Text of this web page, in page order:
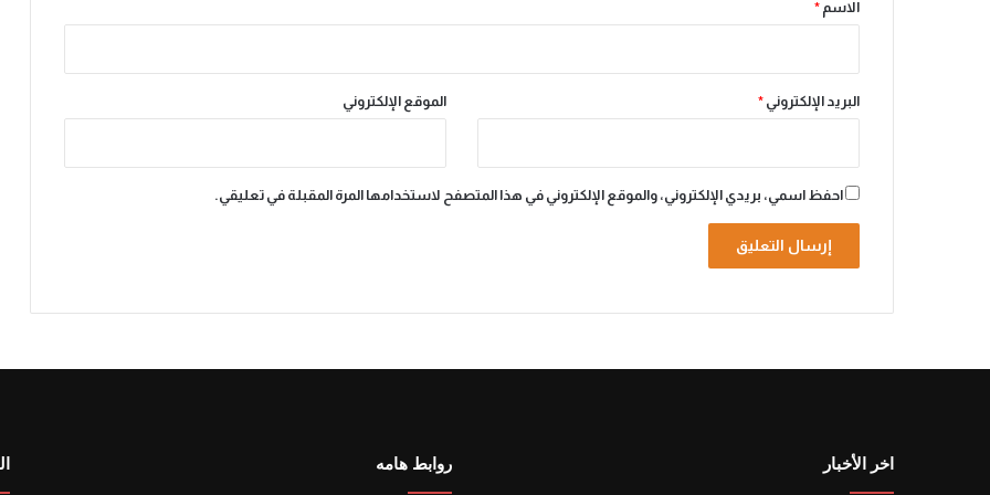
الاسم *
البريد الإلكتروني * الموقع الإلكتروني
احفظ اسمي، بريدي الإلكتروني، والموقع الإلكتروني في هذا المتصفح لاستخدامها المرة المقبلة في تعليقي.
n
اخر الأخبار روابط هامه